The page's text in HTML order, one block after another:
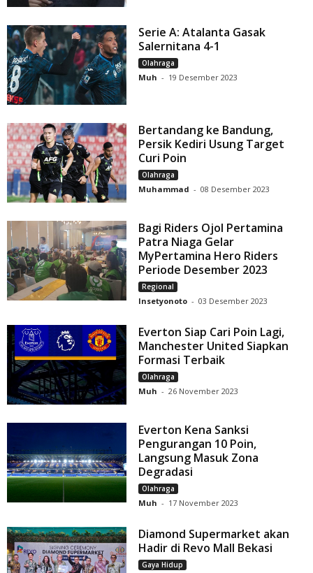
Serie A: Atalanta Gasak
Salernitana 4-1
Olahraga
Muh - 19 Desember 2023
Bertandang ke Bandung,
Persik Kediri Usung Target
Curi Poin
Olahraga
Muhammad - 08 Desember 2023
Bagi Riders Ojol Pertamina
Patra Niaga Gelar
MyPertamina Hero Riders
Periode Desember 2023
Regional
Insetyonoto - 03 Desember 2023
Everton Siap Cari Poin Lagi,
Manchester United Siapkan
Formasi Terbaik
Olahraga
Muh - 26 November 2023
Everton Kena Sanksi
Pengurangan 10 Poin,
Langsung Masuk Zona
Degradasi
Olahraga
Muh - 17 November 2023
Diamond Supermarket akan
Hadir di Revo Mall Bekasi
Gaya Hidup